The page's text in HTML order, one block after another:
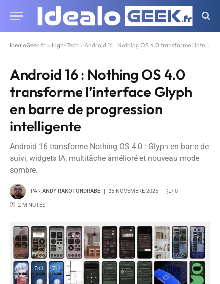
IdealoGeek.fr » High-Tech » Android 16 : Nothing OS 4.0 transforme l’interface Glyph en barre de progression intelligente
Android 16 : Nothing OS 4.0
transforme l’interface Glyph
en barre de progression
intelligente
Android 16 transforme Nothing OS 4.0 : Glyph en barre de
suivi, widgets IA, multitâche amélioré et nouveau mode
sombre.
PAR ANDY RAKOTONDRABE 25 NOVEMBRE 2025 0
2 MINUTES